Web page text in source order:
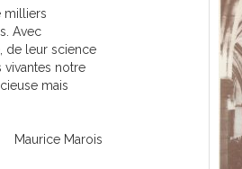
milliers
Avec
de leur science
notre
mais
Maurice Marois